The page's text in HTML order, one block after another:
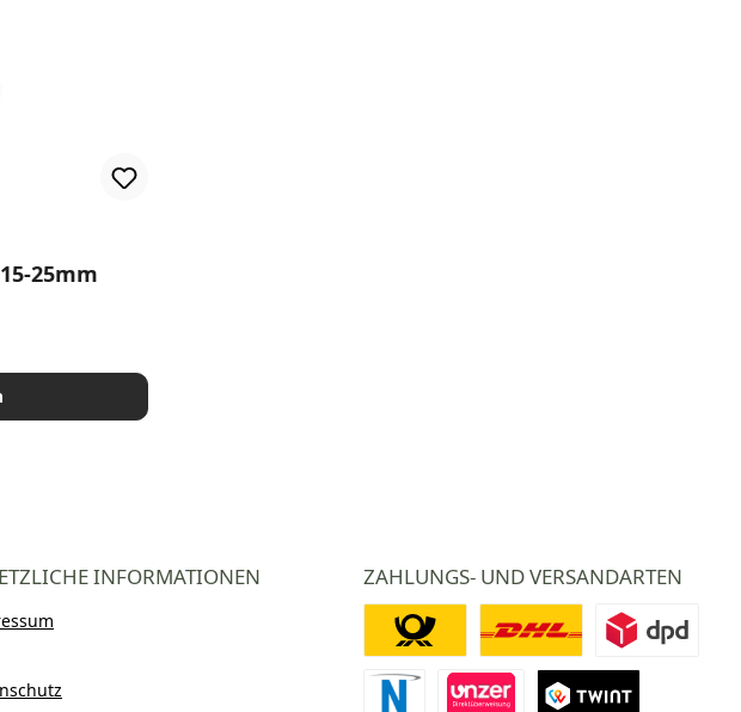
5 von 5 Sternen
25mm
INFORMATIONEN ZAHLUNGS- UND VERSANDARTEN
Deutsche PostDHL DPD